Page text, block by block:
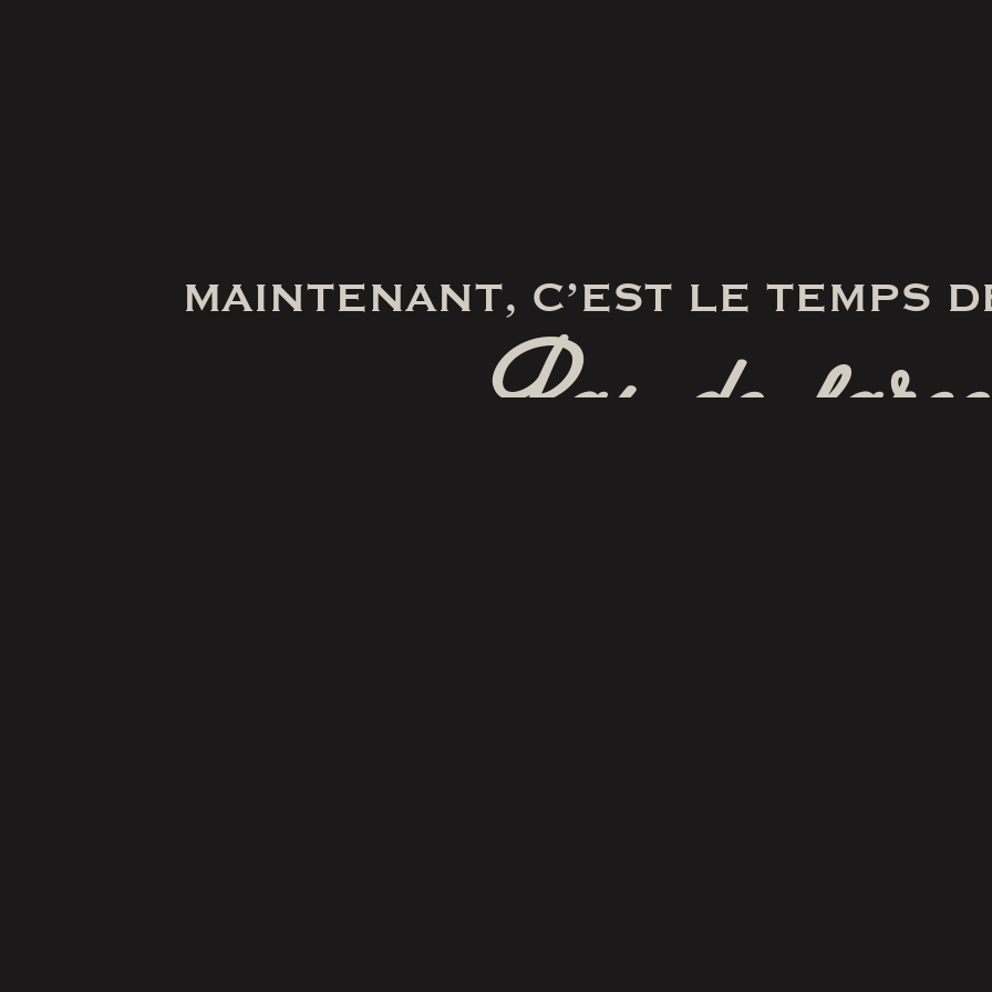
MAINTENANT, C’EST LE TEMPS
Pas de farce.